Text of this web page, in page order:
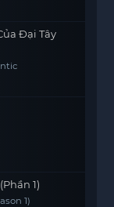
Đại Tây
1)
1)